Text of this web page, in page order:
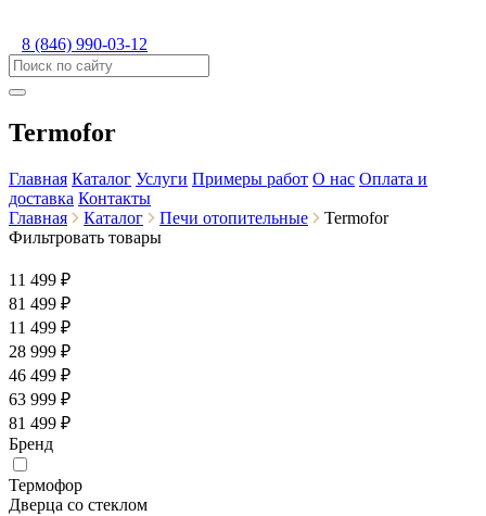
8 (846) 990-03-12
Termofor
Главная Каталог Услуги Примеры работ О нас Оплата и
доставка Контакты
Главная
Каталог Печи отопительные
Termofor
Фильтровать товары
11 499 ₽
81 499 ₽
11 499 ₽
28 999 ₽
46 499 ₽
63 999 ₽
81 499 ₽
Бренд
Термофор
Дверца со стеклом